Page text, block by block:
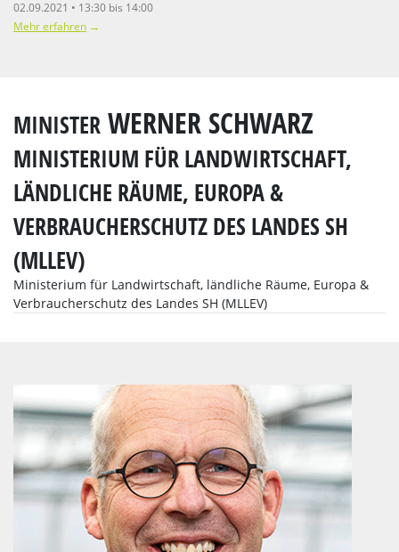
02.09.2021 • 13:30 bis 14:00
Mehr erfahren →
MINISTER WERNER SCHWARZ
MINISTERIUM FÜR LANDWIRTSCHAFT,
LÄNDLICHE RÄUME, EUROPA &
VERBRAUCHERSCHUTZ DES LANDES SH
(MLLEV)
Ministerium für Landwirtschaft, ländliche Räume, Europa &
Verbraucherschutz des Landes SH (MLLEV)